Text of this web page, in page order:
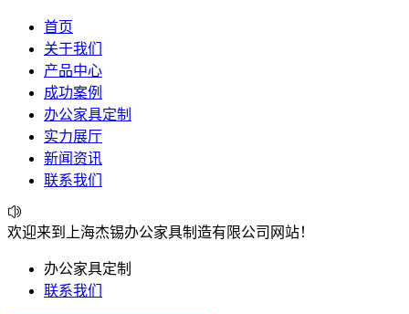
首页
关于我们
产品中心
成功案例
办公家具定制
实力展厅
新闻资讯
联系我们
欢迎来到上海杰锡办公家具制造有限公司网站！
办公家具定制
联系我们